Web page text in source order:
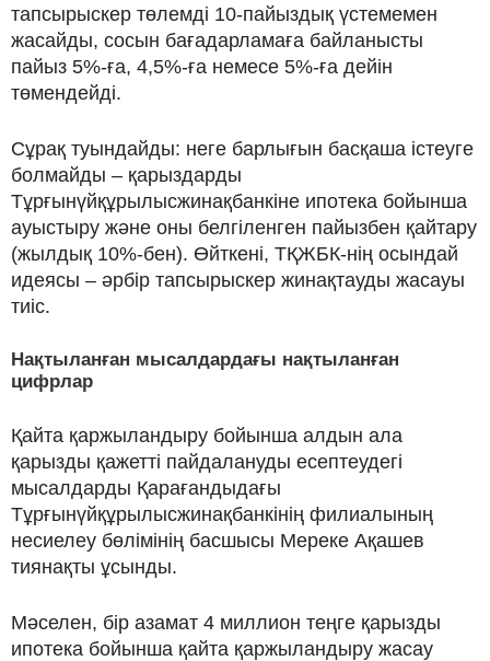
тапсырыскер төлемді 10-пайыздық үстемемен
жасайды, сосын бағадарламаға байланысты
пайыз 5%-ға, 4,5%-ға немесе 5%-ға дейін
төмендейді.
Сұрақ туындайды: неге барлығын басқаша істеуге
болмайды – қарыздарды
Тұрғынүйқұрылысжинақбанкіне ипотека бойынша
ауыстыру және оны белгіленген пайызбен қайтару
(жылдық 10%-бен). Өйткені, ТҚЖБК-нің осындай
идеясы – әрбір тапсырыскер жинақтауды жасауы
тиіс.
Нақтыланған мысалдардағы нақтыланған
цифрлар
Қайта қаржыландыру бойынша алдын ала
қарызды қажетті пайдалануды есептеудегі
мысалдарды Қарағандыдағы
Тұрғынүйқұрылысжинақбанкінің филиалының
несиелеу бөлімінің басшысы Мереке Ақашев
тиянақты ұсынды.
Мәселен, бір азамат 4 миллион теңге қарызды
ипотека бойынша қайта қаржыландыру жасау